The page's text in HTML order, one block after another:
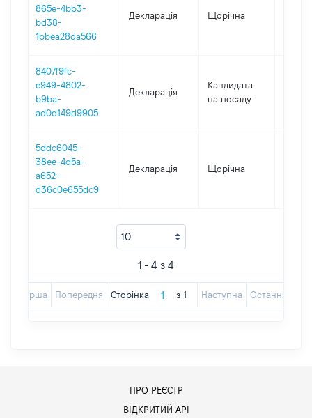
865e-4bb3-
bd38-
1bbea28da566
Декларація Щорічна
8407f9fc-
e949-4802-
b9ba-
ad0d149d9905
Декларація
Кандидата
на посаду
5ddc6045-
38ee-4d5a-
a652-
d36c0e655dc9
Декларація Щорічна
1 - 4 з 4
Перша Попередня Сторінка з 1 Наступна Остання
ПРО РЕЄСТР
ВІДКРИТИЙ АРІ